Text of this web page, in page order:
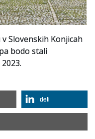
Slovenskih Konjicah
bodo stali
deli